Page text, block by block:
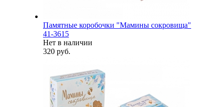
Памятные коробочки "Мамины сокровища"
41-3615
Нет в наличии
320 руб.